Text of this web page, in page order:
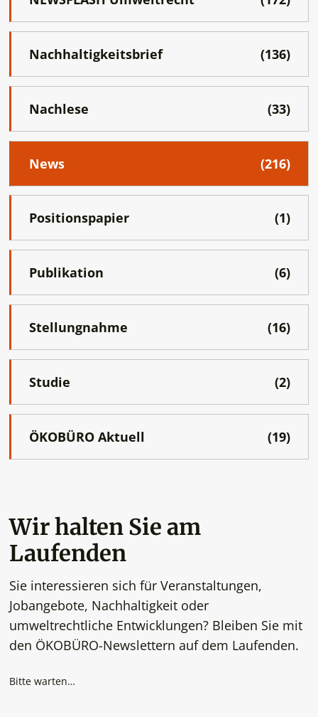
Nachhaltigkeitsbrief (136)
Nachlese (33)
News (216)
Positionspapier (1)
Publikation (6)
Stellungnahme (16)
Studie (2)
ÖKOBÜRO Aktuell (19)
Wir halten Sie am
Laufenden
Sie interessieren sich für Veranstaltungen,
Jobangebote, Nachhaltigkeit oder
umweltrechtliche Entwicklungen? Bleiben Sie mit
den ÖKOBÜRO-Newslettern auf dem Laufenden.
Bitte warten…